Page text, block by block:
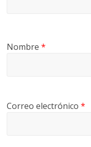
Nombre*
Correo electrónico*